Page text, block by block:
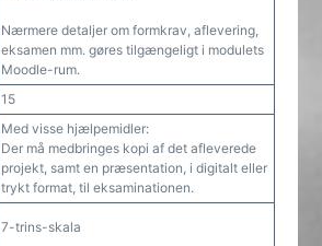
Nærmere detaljer om formkrav, aflevering,
eksamen mm. gøres tilgængeligt i modulets
Moodle-rum.
15
Med visse hjælpemidler:
Der må medbringes kopi af det afleverede
projekt, samt en præsentation, i digitalt eller
trykt format, til eksaminationen.
7-trins-skala